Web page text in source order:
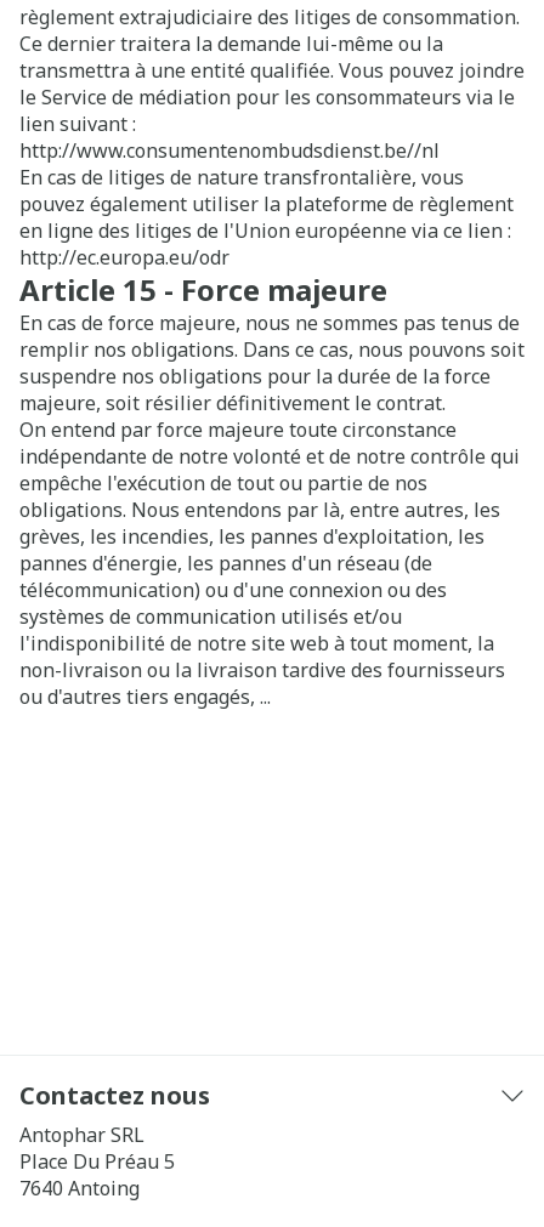
règlement extrajudiciaire des litiges de consommation.
Ce dernier traitera la demande lui-même ou la
transmettra à une entité qualifiée. Vous pouvez joindre
le Service de médiation pour les consommateurs via le
lien suivant :
http://www.consumentenombudsdienst.be//nl
En cas de litiges de nature transfrontalière, vous
pouvez également utiliser la plateforme de règlement
en ligne des litiges de l'Union européenne via ce lien :
http://ec.europa.eu/odr
Article 15 - Force majeure
En cas de force majeure, nous ne sommes pas tenus de
remplir nos obligations. Dans ce cas, nous pouvons soit
suspendre nos obligations pour la durée de la force
majeure, soit résilier définitivement le contrat.
On entend par force majeure toute circonstance
indépendante de notre volonté et de notre contrôle qui
empêche l'exécution de tout ou partie de nos
obligations. Nous entendons par là, entre autres, les
grèves, les incendies, les pannes d'exploitation, les
pannes d'énergie, les pannes d'un réseau (de
télécommunication) ou d'une connexion ou des
systèmes de communication utilisés et/ou
l'indisponibilité de notre site web à tout moment, la
non-livraison ou la livraison tardive des fournisseurs
ou d'autres tiers engagés, ...
Contactez nous
Antophar SRL
Place Du Préau 5
7640 Antoing